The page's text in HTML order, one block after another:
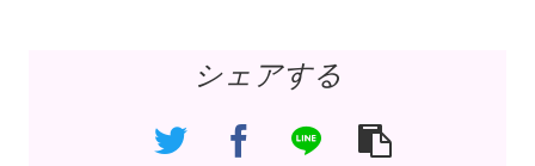
シェアする